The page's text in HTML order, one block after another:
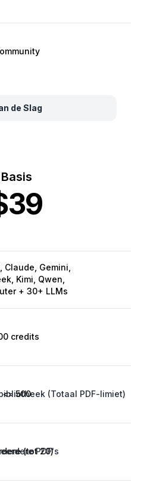
de Slag
Basis
Claude, Gemini,
Kimi, Qwen,
+ 30+ LLMs
credits
(Totaal PDF-limiet)
<= 500
PDF's
(tot 20)